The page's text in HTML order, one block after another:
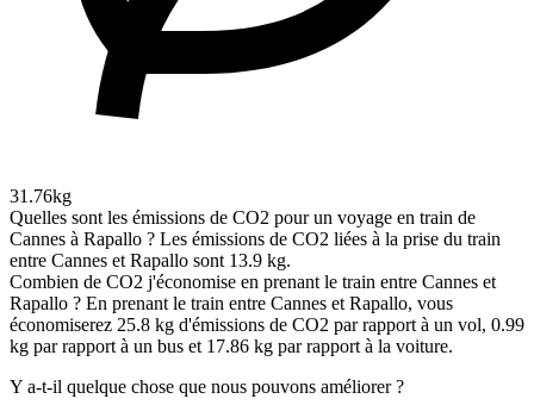
31.76kg
Quelles sont les émissions de CO2 pour un voyage en train de
Cannes à Rapallo ? Les émissions de CO2 liées à la prise du train
entre Cannes et Rapallo sont 13.9 kg.
Combien de CO2 j'économise en prenant le train entre Cannes et
Rapallo ? En prenant le train entre Cannes et Rapallo, vous
économiserez 25.8 kg d'émissions de CO2 par rapport à un vol, 0.99
kg par rapport à un bus et 17.86 kg par rapport à la voiture.
Y a-t-il quelque chose que nous pouvons améliorer ?